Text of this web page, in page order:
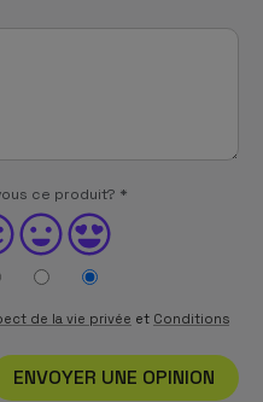
ce produit? *
de la vie privée et Conditions
ENVOYER UNE OPINION